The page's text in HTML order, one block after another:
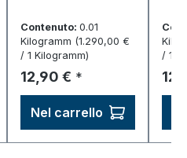
dosare.
Contenuto:0.01
Kilogramm (1.290,00 €
/ 1 Kilogramm)
Prezzo normale:
12,90 € *
Nel carrello
/ 1